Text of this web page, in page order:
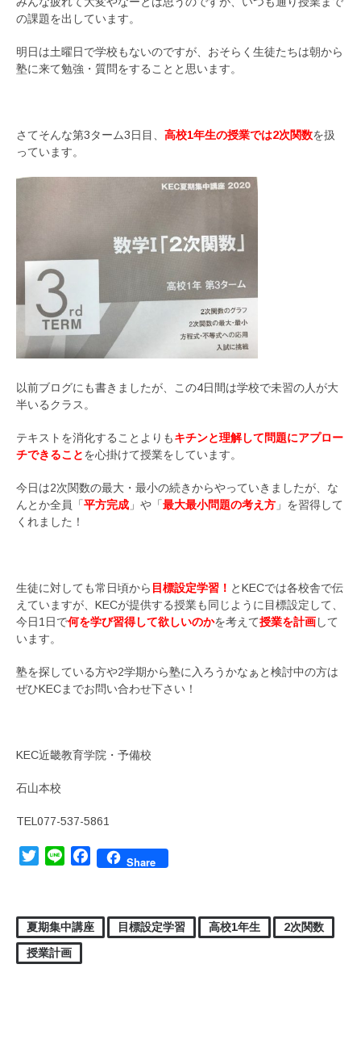
の課題を出しています。
明日は土曜日で学校もないのですが、おそらく生徒たちは朝から
塾に来て勉強・質問をすることと思います。
さてそんな第3ターム3日目、 高校1年生の授業では2次関数を扱
っています。
以前ブログにも書きましたが、この4日間は学校で未習の人が大
半いるクラス。
テキストを消化することよりもキチンと理解して問題にアプロー
チできることを心掛けて授業をしています。
今日は2次関数の最大・最小の続きからやっていきましたが、な
んとか全員「平方完成 」や「最大最小問題の考え方 」を習得して
くれました！
生徒に対しても常日頃から 目標設定学習！ とKECでは各校舎で伝
えていますが、KECが提供する授業も同じように目標設定して、
今日1日で何を学び習得して欲しいのかを考えて授業を計画して
います。
塾を探している方や2学期から塾に入ろうかなぁと検討中の方は
ぜひKECまでお問い合わせ下さい！
KEC近畿教育学院・予備校
石山本校
TEL077-537-5861
TwitterLine FacebookShare
夏期集中講座 目標設定学習 高校1年生
2次関数
授業計画